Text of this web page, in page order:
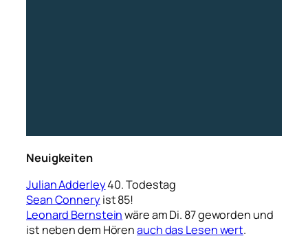
Neuigkeiten
Julian Adderley40. Todestag
Sean Conneryist 85!
Leonard Bernsteinwäre am Di. 87 geworden und
ist neben dem Hörenauch das Lesen wert.